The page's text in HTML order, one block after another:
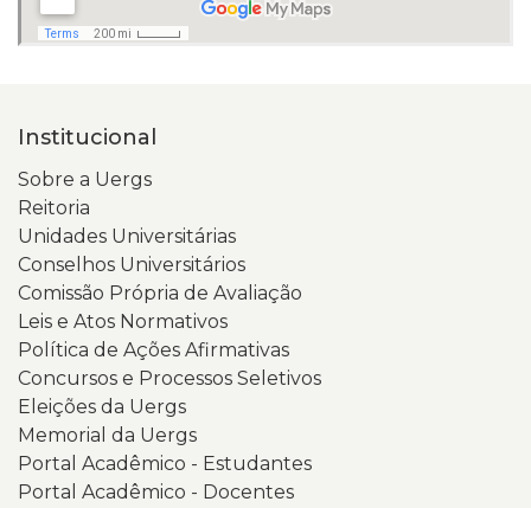
Institucional
Sobre a Uergs
Reitoria
Unidades Universitárias
Conselhos Universitários
Comissão Própria de Avaliação
Leis e Atos Normativos
Política de Ações Afirmativas
Concursos e Processos Seletivos
Eleições da Uergs
Memorial da Uergs
Portal Acadêmico - Estudantes
Portal Acadêmico - Docentes